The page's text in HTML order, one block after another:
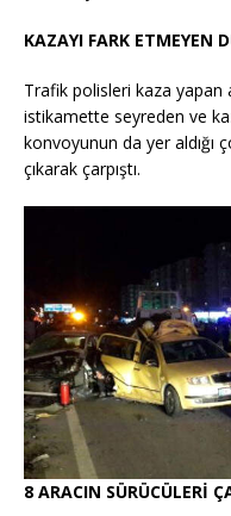
KAZAYI FARK ETMEYEN
Trafik polisleri kaza yapan
istikamette seyreden ve
konvoyunun da yer aldığı
çıkarak çarpıştı.
8 ARACIN SÜRÜCÜLERİ